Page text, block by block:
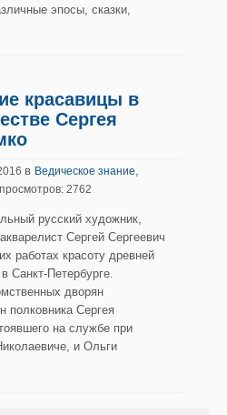
эпосы, сказки,
красавицы в
Сергея
в Ведическое знание,
2762
русский художник,
Сергей Сергеевич
работах красоту древней
Санкт-Петербурге.
дворян
полковника Сергея
на службе при
и Ольги